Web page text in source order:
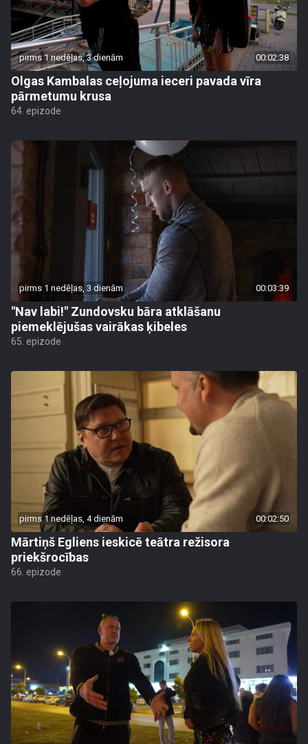
pirms 1 nedēļas, 3 dienām 00:02:38
Olgas Kambalas ceļojuma ieceri pavada vīra
pārmetumu krusa
64. epizode
pirms 1 nedēļas, 3 dienām 00:03:39
"Nav labi!" Zundovsku bāra atklāšanu
piemeklējušas vairākas ķibeles
65. epizode
pirms 1 nedēļas, 4 dienām 00:02:50
Mārtiņš Egliens ieskicē teātra režisora
priekšrocības
66. epizode